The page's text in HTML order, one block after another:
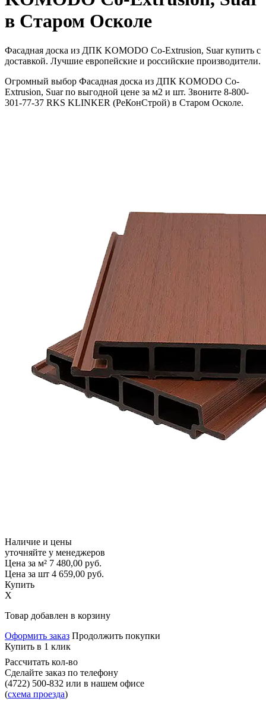
в Старом Осколе
Фасадная доска из ДПК KOMODO Co-Extrusion, Suar купить с
доставкой. Лучшие европейские и российские производители.
Огромный выбор Фасадная доска из ДПК KOMODO Co-
Extrusion, Suar по выгодной цене за м2 и шт. Звоните 8-800-
301-77-37 RKS KLINKER (РеКонСтрой) в Старом Осколе.
Наличие и цены
уточняйте у менеджеров
Цена за м² 7 480,00 руб.
Цена за шт 4 659,00 руб.
Купить
X
Товар добавлен в корзину
Оформить заказ Продолжить покупки
Купить в 1 клик
Рассчитать кол-во
Сделайте заказ по телефону
(4722) 500-832 или в нашем офисе
(схема проезда)